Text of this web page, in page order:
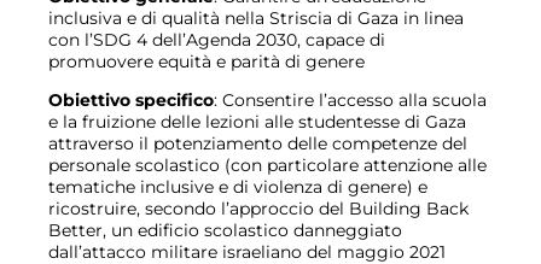
inclusiva e di qualità nella Striscia di Gaza in linea
con l’SDG 4 dell’Agenda 2030, capace di
promuovere equità e parità di genere
Obiettivo specifico: Consentire l’accesso alla scuola
e la fruizione delle lezioni alle studentesse di Gaza
attraverso il potenziamento delle competenze del
personale scolastico (con particolare attenzione alle
tematiche inclusive e di violenza di genere) e
ricostruire, secondo l’approccio del Building Back
Better, un edificio scolastico danneggiato
dall’attacco militare israeliano del maggio 2021